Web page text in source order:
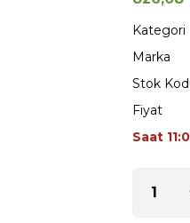
Kategori
Marka
Stok
Fiyat
Saat